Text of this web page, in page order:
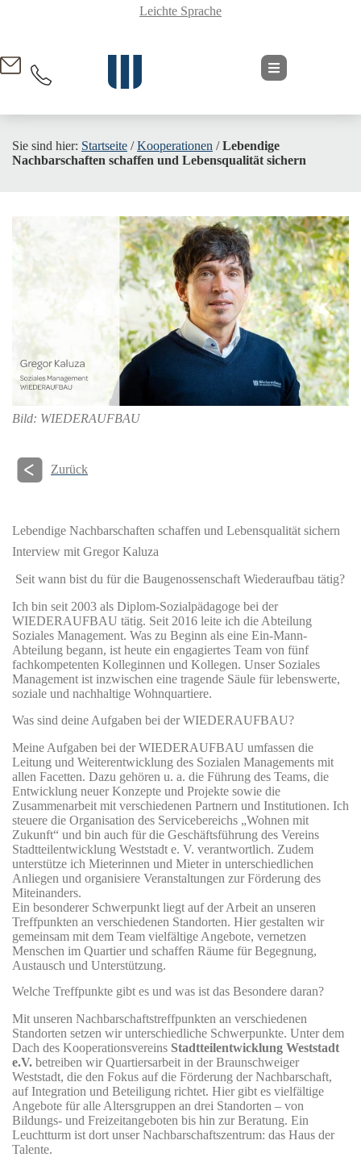
Leichte Sprache
Sie sind hier: Startseite /Kooperationen /Lebendige
Nachbarschaften schaffen und Lebensqualität sichern
Bild: WIEDERAUFBAU
Zurück
Lebendige Nachbarschaften schaffen und Lebensqualität sichern
Interview mit Gregor Kaluza
Seit wann bist du für die Baugenossenschaft Wiederaufbau tätig?
Ich bin seit 2003 als Diplom-Sozialpädagoge bei der
WIEDERAUFBAU tätig. Seit 2016 leite ich die Abteilung
Soziales Management. Was zu Beginn als eine Ein-Mann-
Abteilung begann, ist heute ein engagiertes Team von fünf
fachkompetenten Kolleginnen und Kollegen. Unser Soziales
Management ist inzwischen eine tragende Säule für lebenswerte,
soziale und nachhaltige Wohnquartiere.
Was sind deine Aufgaben bei der WIEDERAUFBAU?
Meine Aufgaben bei der WIEDERAUFBAU umfassen die
Leitung und Weiterentwicklung des Sozialen Managements mit
allen Facetten. Dazu gehören u. a. die Führung des Teams, die
Entwicklung neuer Konzepte und Projekte sowie die
Zusammenarbeit mit verschiedenen Partnern und Institutionen. Ich
steuere die Organisation des Servicebereichs „Wohnen mit
Zukunft“ und bin auch für die Geschäftsführung des Vereins
Stadtteilentwicklung Weststadt e. V. verantwortlich. Zudem
unterstütze ich Mieterinnen und Mieter in unterschiedlichen
Anliegen und organisiere Veranstaltungen zur Förderung des
Miteinanders.
Ein besonderer Schwerpunkt liegt auf der Arbeit an unseren
Treffpunkten an verschiedenen Standorten. Hier gestalten wir
gemeinsam mit dem Team vielfältige Angebote, vernetzen
Menschen im Quartier und schaffen Räume für Begegnung,
Austausch und Unterstützung.
Welche Treffpunkte gibt es und was ist das Besondere daran?
Mit unseren Nachbarschaftstreffpunkten an verschiedenen
Standorten setzen wir unterschiedliche Schwerpunkte. Unter dem
Dach des Kooperationsvereins Stadtteilentwicklung Weststadt
e.V. betreiben wir Quartiersarbeit in der Braunschweiger
Weststadt, die den Fokus auf die Förderung der Nachbarschaft,
auf Integration und Beteiligung richtet. Hier gibt es vielfältige
Angebote für alle Altersgruppen an drei Standorten – von
Bildungs- und Freizeitangeboten bis hin zur Beratung. Ein
Leuchtturm ist dort unser Nachbarschaftszentrum: das Haus der
Talente.